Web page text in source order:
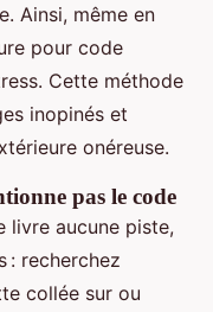
Ainsi, même en
pour code
Cette méthode
inopinés et
onéreuse.
pas le code
livre aucune piste,
: recherchez
collée sur ou